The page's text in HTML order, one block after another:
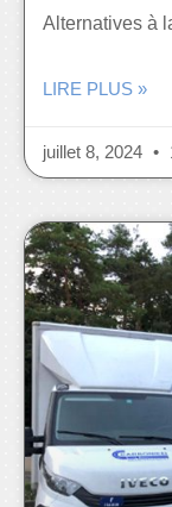
Alternatives à
LIRE PLUS »
juillet 8, 2024